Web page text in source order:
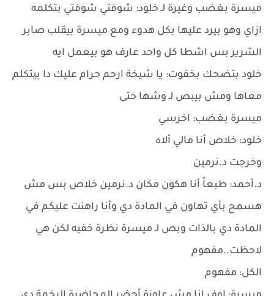
ميسرة بغضب وغيرة لـ خلود: شوفتي شوفتي بتكلمه
ازاي وهو بيرد عليها بكل هدوء ومع ميسرة بيقلب صابر
الشرير بس اشطا كل واحد عارف هو بيعمل ايه
خلود بتضحك بخفوت: يا شيخة ارحم حرام عليك دا بيتكلم
معاها ومش بيبص لـ وشها حتى
ميسرة بغضب: اخرسي
خلود: خلاص أنا مالي ألاه
وخرجت د.نرمين
د.أحمد: طبعاً أنا هكون مكان د.نرمين خلاص بس مش
هسمح بأي تهاون في المادة دي وأنا راهنت عليكم في
المادة دي بالذات وبص لـ ميسرة نظرة خفيه لكن هي
لاحظت..مفهوم
الكل: مفهوم